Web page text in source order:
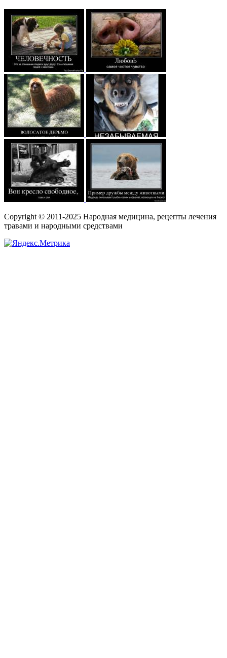
Copyright © 2011-2025 Народная медицина, рецепты лечения
травами и народными средствами